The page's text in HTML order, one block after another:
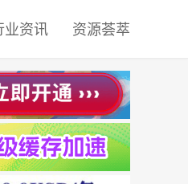
业资讯 资源荟萃